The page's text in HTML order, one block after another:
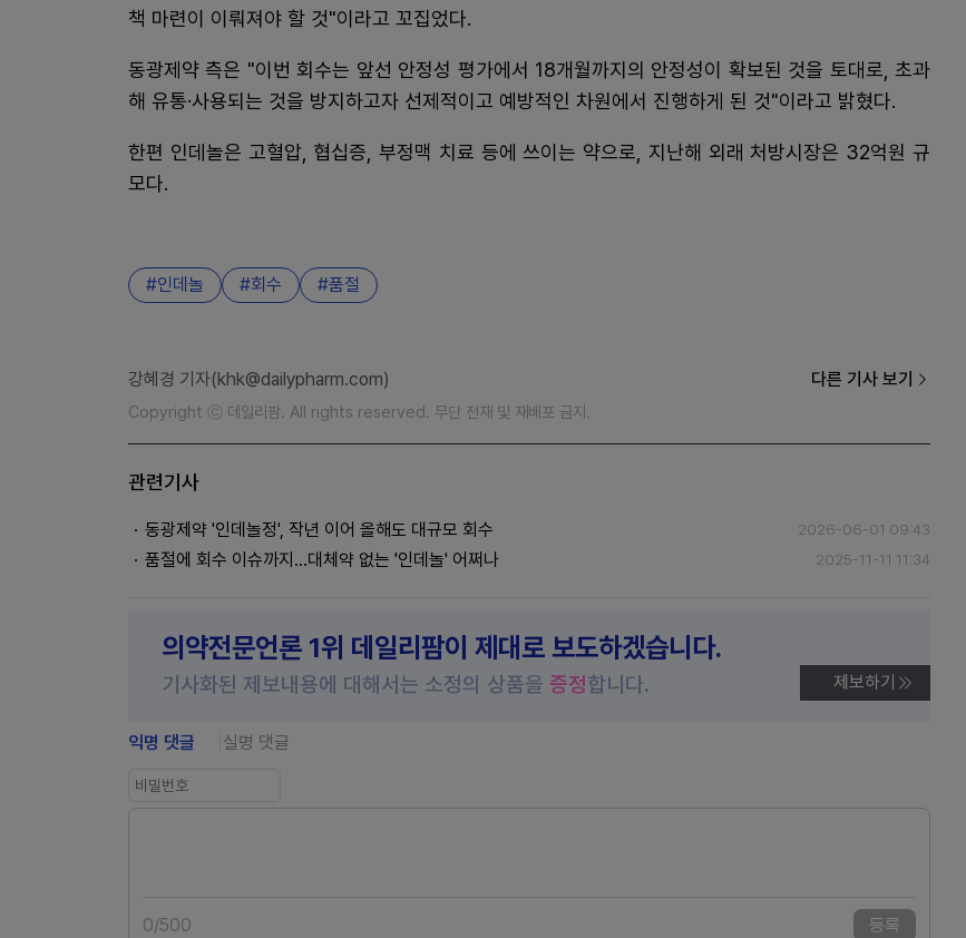
책 마련이 이뤄져야 할 것"이라고 꼬집었다.
동광제약 측은 "이번 회수는 앞선 안정성 평가에서 18개월까지의 안정성이 확보된 것을 토대로, 초과
해 유통·사용되는 것을 방지하고자 선제적이고 예방적인 차원에서 진행하게 된 것"이라고 밝혔다.
한편 인데놀은 고혈압, 협십증, 부정맥 치료 등에 쓰이는 약으로, 지난해 외래 처방시장은 32억원 규
모다.
인데놀 회수 품절
강혜경 기자(khk@dailypharm.com) 다른 기사 보기
Copyright ⓒ 데일리팜. All rights reserved. 무단 전재 및 재배포 금지.
관련기사
동광제약 '인데놀정', 작년 이어 올해도 대규모 회수 2026-06-01 09:43
품절에 회수 이슈까지…대체약 없는 '인데놀' 어쩌나 2025-11-11 11:34
의약전문언론 1위 데일리팜이 제대로 보도하겠습니다.
기사화된 제보내용에 대해서는 소정의 상품을 증정합니다. 제보하기
익명 댓글 실명 댓글
0/500 등록